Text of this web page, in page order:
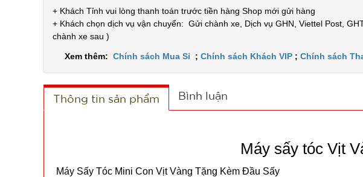
+ Khách Tỉnh vui lòng thanh toán trước tiền hàng Shop mới gửi hàng
+ Khách chọn dịch vụ vận chuyển: Gửi chành xe, Dịch vụ GHN, Viettel Post,
chành xe sau )
Xem thêm: Chính sách Mua Sỉ ; Chính sách Khách VIP ; Chính sách
Thông tin sản phẩm Bình luận
Máy sấy tóc Vịt
Máy Sấy Tóc Mini Con Vịt Vàng Tặng Kèm Đầu Sấy